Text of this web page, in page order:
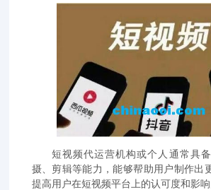
短视频代运营机构或个人通常具
摄、剪辑等能力，能够帮助用户制作出
提高用户在短视频平台上的认可度和影响